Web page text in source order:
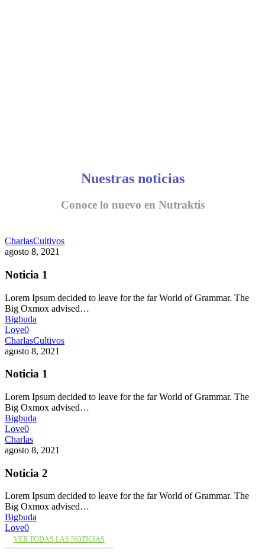
Nuestras noticias
Conoce lo nuevo en Nutraktis
CharlasCultivos
agosto 8, 2021
Noticia 1
Lorem Ipsum decided to leave for the far World of Grammar. The
Big Oxmox advised…
Bigbuda
Love0
CharlasCultivos
agosto 8, 2021
Noticia 1
Lorem Ipsum decided to leave for the far World of Grammar. The
Big Oxmox advised…
Bigbuda
Love0
Charlas
agosto 8, 2021
Noticia 2
Lorem Ipsum decided to leave for the far World of Grammar. The
Big Oxmox advised…
Bigbuda
Love0
VER TODAS LAS NOTICIAS